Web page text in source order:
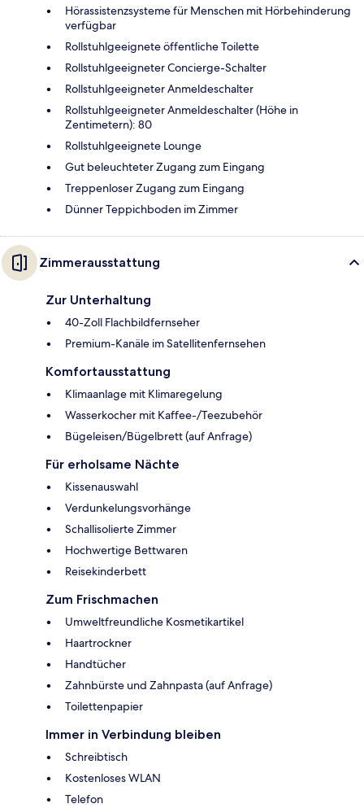
Hörassistenzsysteme für Menschen mit Hörbehinderung
verfügbar
Rollstuhlgeeignete öffentliche Toilette
Rollstuhlgeeigneter Concierge-Schalter
Rollstuhlgeeigneter Anmeldeschalter
Rollstuhlgeeigneter Anmeldeschalter (Höhe in
Zentimetern): 80
Rollstuhlgeeignete Lounge
Gut beleuchteter Zugang zum Eingang
Treppenloser Zugang zum Eingang
Dünner Teppichboden im Zimmer
Zimmerausstattung
Zur Unterhaltung
40-Zoll Flachbildfernseher
Premium-Kanäle im Satellitenfernsehen
Komfortausstattung
Klimaanlage mit Klimaregelung
Wasserkocher mit Kaffee-/Teezubehör
Bügeleisen/Bügelbrett (auf Anfrage)
Für erholsame Nächte
Kissenauswahl
Verdunkelungsvorhänge
Schallisolierte Zimmer
Hochwertige Bettwaren
Reisekinderbett
Zum Frischmachen
Umweltfreundliche Kosmetikartikel
Haartrockner
Handtücher
Zahnbürste und Zahnpasta (auf Anfrage)
Toilettenpapier
Immer in Verbindung bleiben
Schreibtisch
Kostenloses WLAN
Telefon